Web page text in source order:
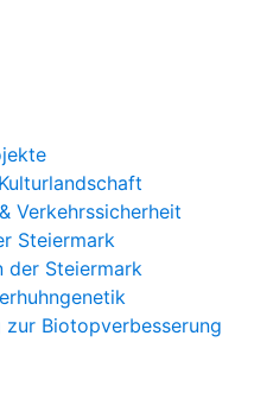
Verkehrssicherheit
Steiermark
der Steiermark
zur Biotopverbesserung